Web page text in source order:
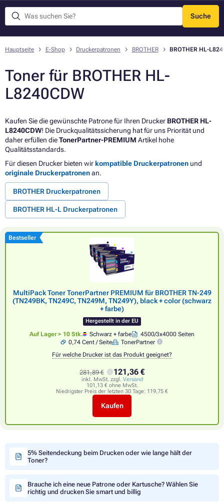
Suche
Menü
Hauptseite E-Shop Druckerpatronen BROTHER BROTHER HL-
Toner für BROTHER HL-
L8240CDW
Kaufen Sie die gewünschte Patrone für Ihren Drucker BROTHER HL-
L8240CDW! Die Druckqualitätssicherung hat für uns Priorität und
daher erfüllen dieTonerPartner-PREMIUM Artikel hohe
Qualitätsstandards.
Für diesen Drucker bieten wir kompatible Druckerpatronen und
originale Druckerpatronenan.
BROTHER Druckerpatronen
BROTHER HL-L Druckerpatronen
Bestseller
MultiPack Toner TonerPartner PREMIUM für BROTHER TN-249
(TN249BK, TN249C, TN249M, TN249Y), black + color (schwarz
+ farbe)
Hergestellt in der EU
Auf Lager > 10 Stk. Schwarz + farbe
4500/3x4000 Seiten
0,74 Cent / Seite
TonerPartner
Für welche Drucker ist das Produkt geeignet?
281,89 € 121,36 €
inkl. MwSt. zzgl. Versand
101,13 € ohne MwSt.
Niedrigster Preis der letzten 30 Tage: 119,75 €
Kaufen
5% Seitendeckung beim Drucken oder wie lange hält der
Toner?
Brauche ich eine neue Patrone oder Kartusche? Wählen Sie
richtig und drucken Sie smart und billig